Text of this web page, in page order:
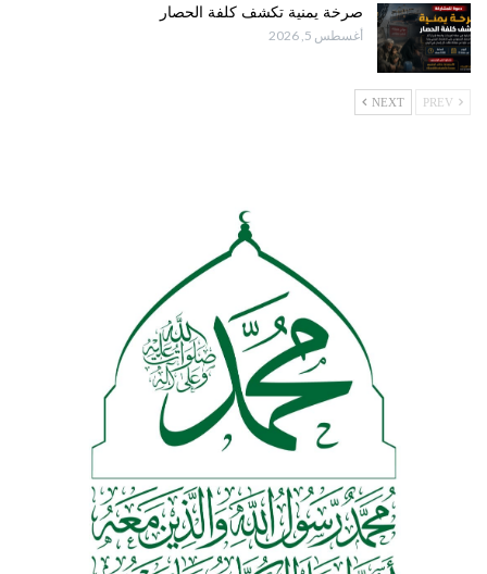
صرخة يمنية تكشف كلفة الحصار
أغسطس 5, 2026
NEXT